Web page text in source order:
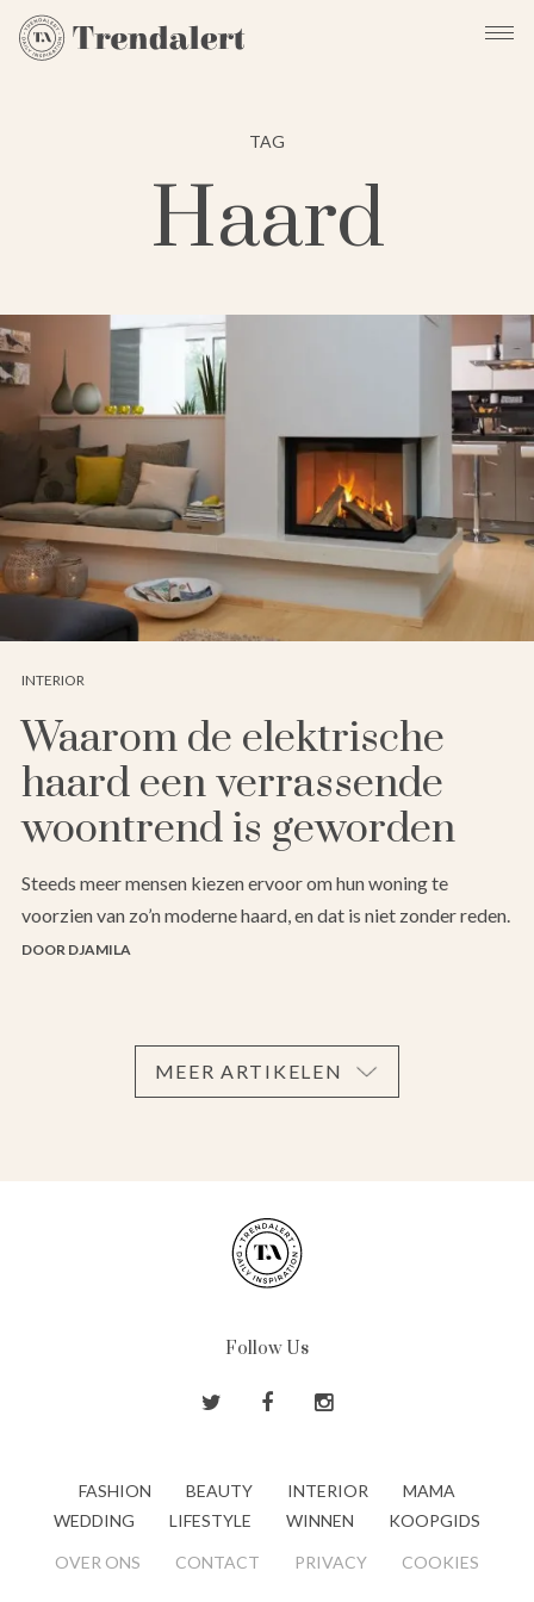
TAG
Haard
INTERIOR
Waarom de elektrische
haard een verrassende
woontrend is geworden
Steeds meer mensen kiezen ervoor om hun woning te
voorzien van zo’n moderne haard, en dat is niet zonder reden.
DOOR DJAMILA
MEER ARTIKELEN
Follow Us
FASHION BEAUTY INTERIOR
MAMA
WEDDING
LIFESTYLE WINNEN KOOPGIDS
OVER ONS CONTACT PRIVACY COOKIES